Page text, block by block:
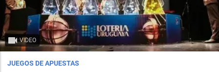
VIDEO
JUEGOS DE APUESTAS